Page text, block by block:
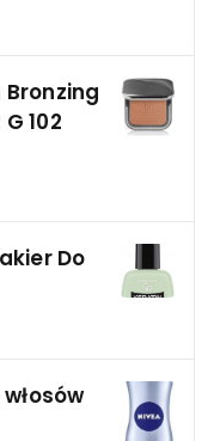
102
Do